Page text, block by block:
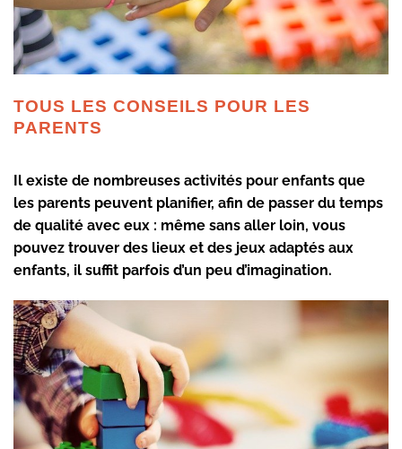
TOUS LES CONSEILS POUR LES
PARENTS
Il existe de nombreuses activités pour enfants que
les parents peuvent planifier, afin de passer du temps
de qualité avec eux : même sans aller loin, vous
pouvez trouver des lieux et des jeux adaptés aux
enfants, il suffit parfois d’un peu d’imagination.